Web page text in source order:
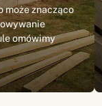
może znacząco
omówimy